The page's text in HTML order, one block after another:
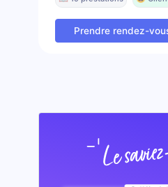
Prendre rendez-